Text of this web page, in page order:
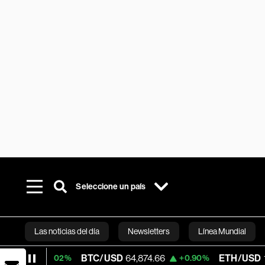
Seleccione un país
Las noticias del día Newsletters Línea Mundial
Bloomberg
BTC/USD 64,874.66 +0.90% ETH/USD 1,918.14